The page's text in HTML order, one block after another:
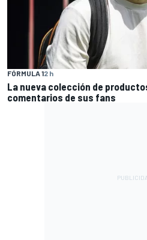
FÓRMULA 12 h
La nueva colección de
comentarios de sus fans